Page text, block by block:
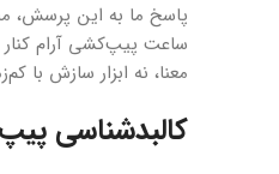
پاسخ ما به این پرسش،
ساعت پیپ‌کشی آرام
معنا، نه ابزار سازش با
کالبدشناسی